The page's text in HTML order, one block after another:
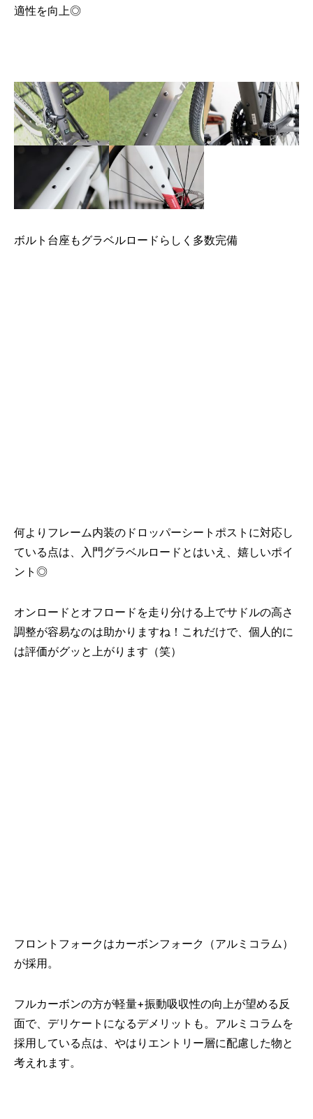
適性を向上◎
ボルト台座もグラベルロードらしく多数完備
何よりフレーム内装のドロッパーシートポストに対応し
ている点は、入門グラベルロードとはいえ、嬉しいポイ
ント◎
オンロードとオフロードを走り分ける上でサドルの高さ
調整が容易なのは助かりますね！これだけで、個人的に
は評価がグッと上がります（笑）
フロントフォークはカーボンフォーク（アルミコラム）
が採用。
フルカーボンの方が軽量+振動吸収性の向上が望める反
面で、デリケートになるデメリットも。アルミコラムを
採用している点は、やはりエントリー層に配慮した物と
考えれます。